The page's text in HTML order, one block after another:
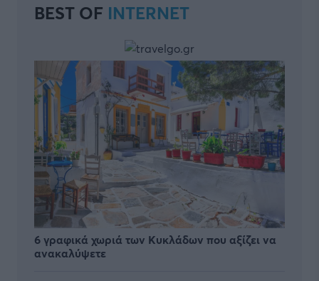
BEST OF INTERNET
6 γραφικά χωριά των Κυκλάδων που αξίζει να
ανακαλύψετε